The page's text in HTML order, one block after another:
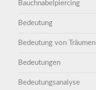
Bauchnabelpiercing
Bedeutung
Bedeutung von Träumen
Bedeutungen
Bedeutungsanalyse